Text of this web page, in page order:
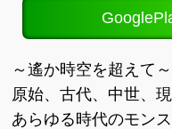
～遙か時空を超えて～
原始、古代、中世、
あらゆる時代のモン